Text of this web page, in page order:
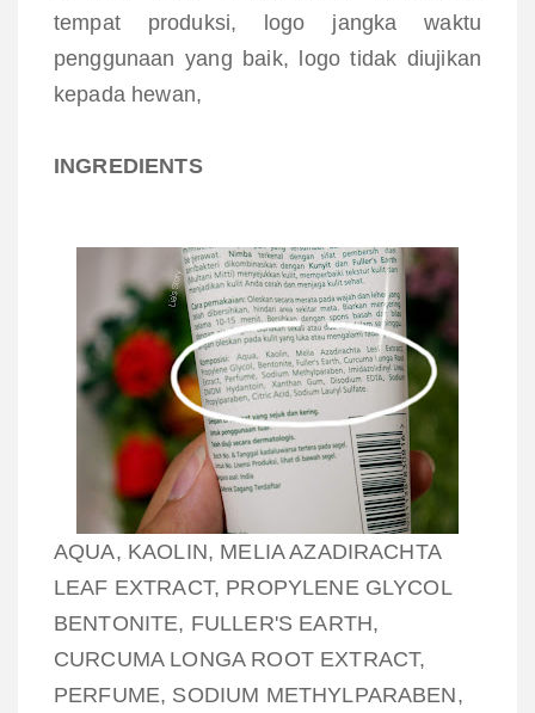
tempat produksi, logo jangka waktu
penggunaan yang baik, logo tidak diujikan
kepada hewan,
INGREDIENTS
AQUA, KAOLIN, MELIA AZADIRACHTA
LEAF EXTRACT, PROPYLENE GLYCOL
BENTONITE, FULLER'S EARTH,
CURCUMA LONGA ROOT EXTRACT,
PERFUME, SODIUM METHYLPARABEN,